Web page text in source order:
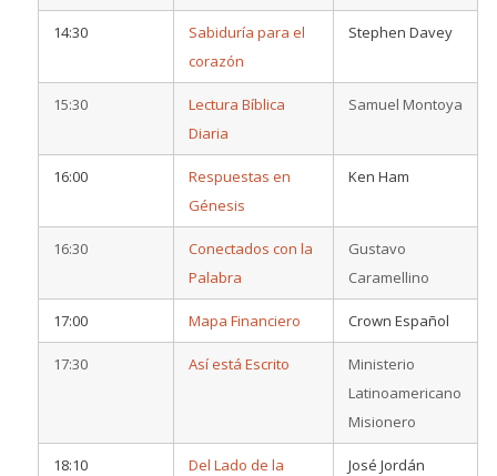
14:30
Sabiduría para el
corazón
Stephen Davey
15:30
Lectura Bíblica
Diaria
Samuel Montoya
16:00
Respuestas en
Génesis
Ken Ham
16:30
Conectados con la
Palabra
Gustavo
Caramellino
17:00 Mapa Financiero Crown Español
17:30 Así está Escrito
Ministerio
Latinoamericano
Misionero
18:10
Del Lado de la
José Jordán